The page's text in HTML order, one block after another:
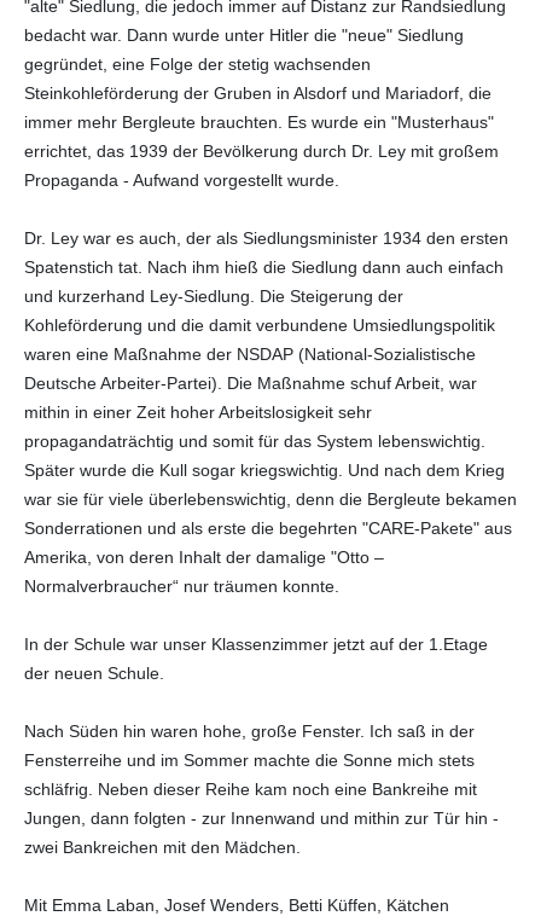
"alte" Siedlung, die jedoch immer auf Distanz zur Randsiedlung
bedacht war. Dann wurde unter Hitler die "neue" Siedlung
gegründet, eine Folge der stetig wachsenden
Steinkohleförderung der Gruben in Alsdorf und Mariadorf, die
immer mehr Bergleute brauchten. Es wurde ein "Musterhaus"
errichtet, das 1939 der Bevölkerung durch Dr. Ley mit großem
Propaganda - Aufwand vorgestellt wurde.
Dr. Ley war es auch, der als Siedlungsminister 1934 den ersten
Spatenstich tat. Nach ihm hieß die Siedlung dann auch einfach
und kurzerhand Ley-Siedlung. Die Steigerung der
Kohleförderung und die damit verbundene Umsiedlungspolitik
waren eine Maßnahme der NSDAP (National-Sozialistische
Deutsche Arbeiter-Partei). Die Maßnahme schuf Arbeit, war
mithin in einer Zeit hoher Arbeitslosigkeit sehr
propagandaträchtig und somit für das System lebenswichtig.
Später wurde die Kull sogar kriegswichtig. Und nach dem Krieg
war sie für viele überlebenswichtig, denn die Bergleute bekamen
Sonderrationen und als erste die begehrten "CARE-Pakete" aus
Amerika, von deren Inhalt der damalige "Otto –
Normalverbraucher“ nur träumen konnte.
In der Schule war unser Klassenzimmer jetzt auf der 1.Etage
der neuen Schule.
Nach Süden hin waren hohe, große Fenster. Ich saß in der
Fensterreihe und im Sommer machte die Sonne mich stets
schläfrig. Neben dieser Reihe kam noch eine Bankreihe mit
Jungen, dann folgten - zur Innenwand und mithin zur Tür hin -
zwei Bankreichen mit den Mädchen.
Mit Emma Laban, Josef Wenders, Betti Küffen, Kätchen